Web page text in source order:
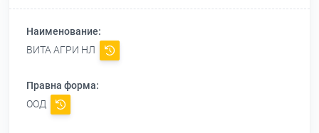
Наименование:
ВИТА АГРИ НЛ
Правна форма:
ООД